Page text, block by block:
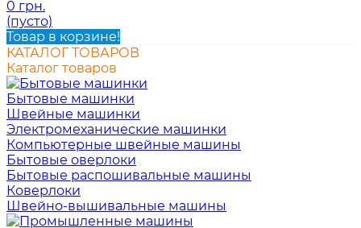
0 грн.
(пусто)
Товар в корзине!
КАТАЛОГ ТОВАРОВ
Каталог товаров
Бытовые машинки
Швейные машинки
Электромеханические машинки
Компьютерные швейные машины
Бытовые оверлоки
Бытовые распошивальные машины
Коверлоки
Швейно-вышивальные машины